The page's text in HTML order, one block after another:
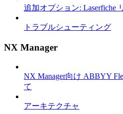
追加オプション: Laserfiche
トラブルシューティング
NX Manager
NX Manager向け ABBYY
て
アーキテクチャ